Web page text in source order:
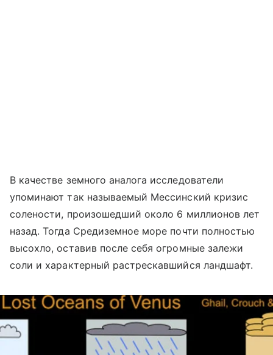
В качестве земного аналога исследователи
упоминают так называемый Мессинский кризис
солености, произошедший около 6 миллионов лет
назад. Тогда Средиземное море почти полностью
высохло, оставив после себя огромные залежи
соли и характерный растрескавшийся ландшафт.